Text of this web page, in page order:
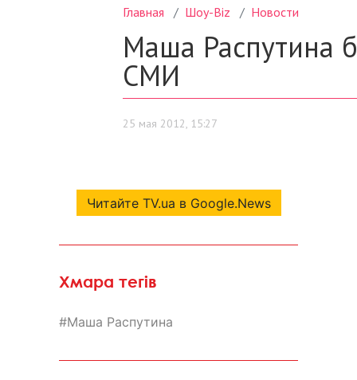
Читайте TV.ua в Google.News
Хмара тегів
Маша Распутина